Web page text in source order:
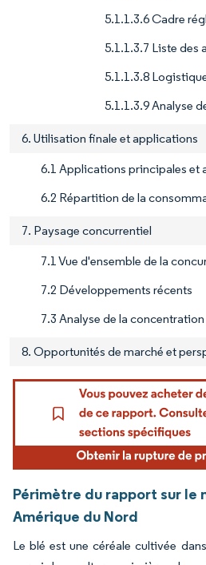
5.1.1.3.6 Cadre
5.1.1.3.7 Liste des
5.1.1.3.8
5.1.1.3.9 Analyse
6. Utilisation finale et applications
6.1 Applications principales et
6.2 Répartition de la
7. Paysage concurrentiel
7.1 Vue d'ensemble de la
7.2 Développements récents
7.3 Analyse de la
8. Opportunités de marché et
Périmètre du rapport sur le
Amérique du Nord
Le blé est une céréale cultivée